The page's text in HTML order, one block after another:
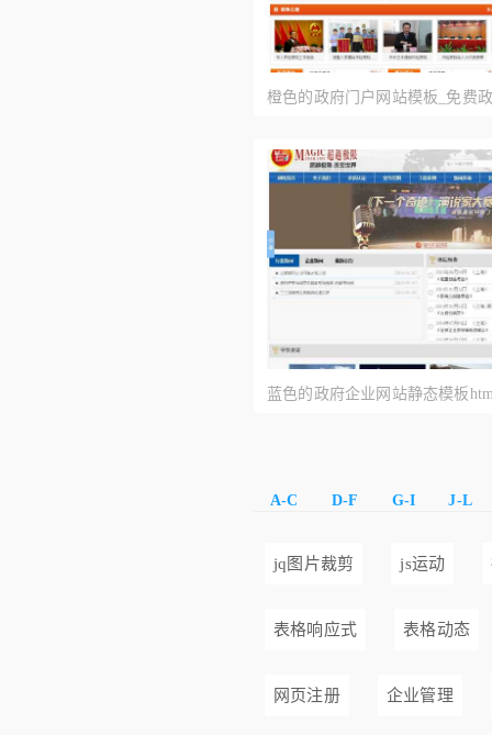
橙色的政府门户网站模板_免费
载PSD素材
蓝色的政府企业网站静态模板
A-C D-F G-I J-L
jq图片裁剪 js运动
表格响应式 表格动态
网页注册 企业管理